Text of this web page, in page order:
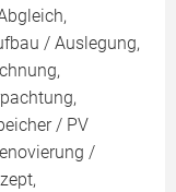
/ Auslegung,
/ PV
/